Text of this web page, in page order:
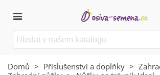
Domů > Příslušenství a doplňky >